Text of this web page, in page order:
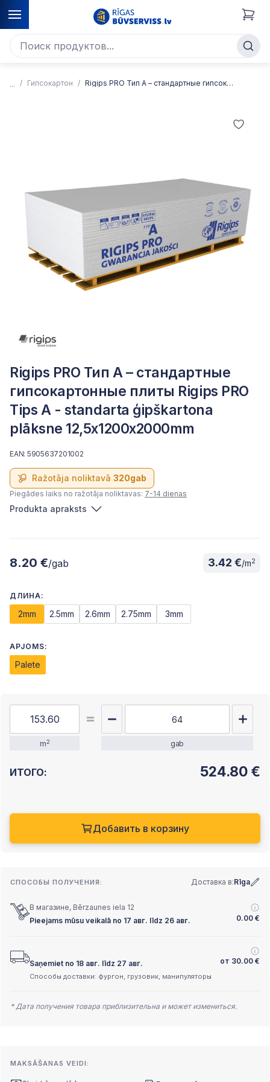
Гипсокартон Rigips PRO Тип А – стандартные гипсокартонные плиты
Rigips PRO Тип А – стандартные
гипсокартонные плиты Rigips PRO
Tips A - standarta ģipškartona
plāksne 12,5x1200x2000mm
Ražotāja noliktavā 320gab
EAN: 5905637201002
Piegādes laiks no ražotāja noliktavas: 7-14 dienas
Produkta apraksts
8.20 €/gab 3.42 €/m2
ДЛИНА:
2mm 2.5mm 2.6mm 2.75mm 3mm
APJOMS:
Palete
m2 gab
ИТОГО: 524.80 €
Добавить в корзину
СПОСОБЫ ПОЛУЧЕНИЯ: Доставка в:Rīga
В магазине, Bērzaunes iela 12
Pieejams mūsu veikalā no 17 авг. līdz 26 авг.
0.00 €
Saņemiet no 18 авг. līdz 27 авг. от 30.00 €
Способы доставки: фургон, грузовик, манипуляторы
* Дата получения товара приблизительна и может измениться.
MAKSĀŠANAS VEIDI: